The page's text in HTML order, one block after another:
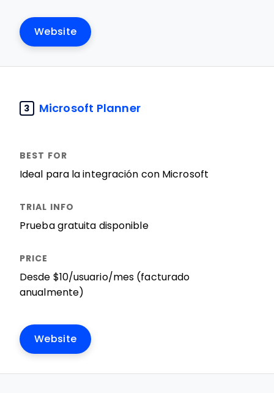
Website
3 Microsoft Planner
Ideal para la integración con Microsoft
Prueba gratuita disponible
Desde $10/usuario/mes (facturado
anualmente)
Website